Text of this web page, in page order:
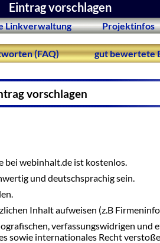
Eintrag vorschlagen
Linkverwaltung Projektinfos
(FAQ) gut bewertete
vorschlagen
bei webinhalt.de ist kostenlos.
und deutschsprachig sein.
Inhalt aufweisen (z.B
verfassungswidrigen und
sowie internationales Recht